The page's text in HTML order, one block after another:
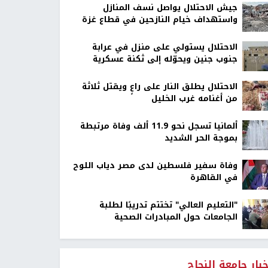
جيش الاحتلال يواصل نسف المنازل
واستهداف خيام النازحين في قطاع غزة
الاحتلال يستولي على منزل في عرابة
جنوب جنين ويحوّله إلى ثكنة عسكرية
الاحتلال يطلق النار على راعٍ ويقتل ثلاثة
من أغنامه غرب الخليل
ألمانيا تسجل نحو 11.9 ألف وفاة مرتبطة
بموجة الحر الشديد
وفاة سفير فلسطين لدى مصر دياب اللوح
في القاهرة
"التعليم العالي" تختتم تدريبًا لطلبة
الجامعات حول المبادرات الصحية